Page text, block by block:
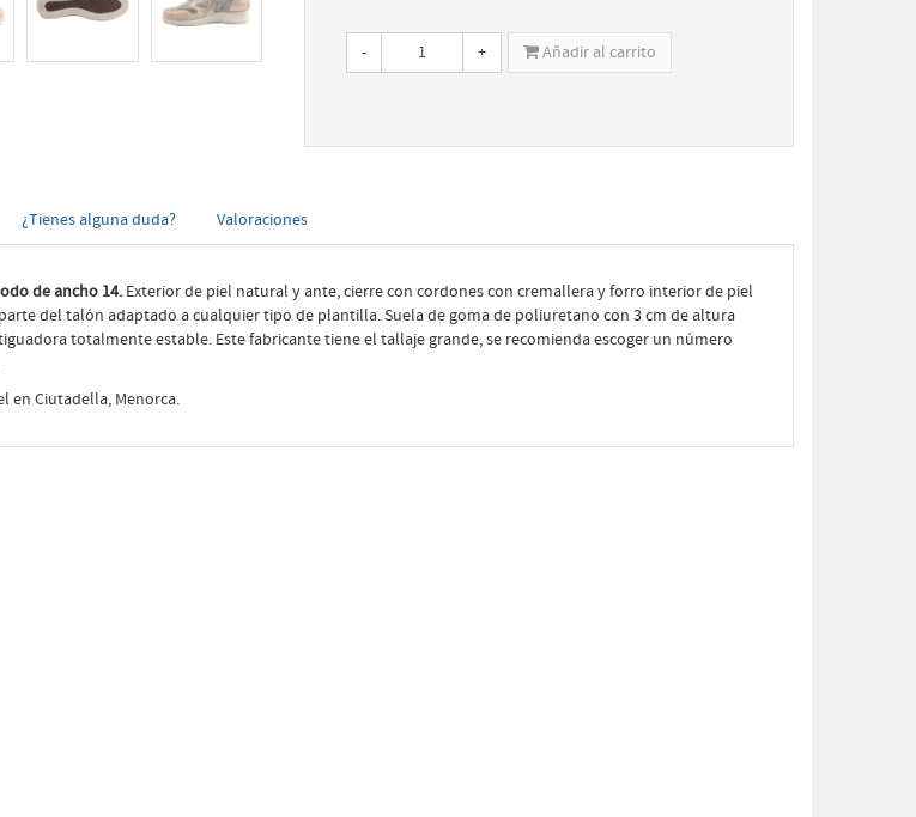
- + Añadir al carrito
¿Tienes alguna duda? Valoraciones
de ancho 14. Exterior de piel natural y ante, cierre con cordones con cremallera y forro interior de piel
del talón adaptado a cualquier tipo de plantilla. Suela de goma de poliuretano con 3 cm de altura
totalmente estable. Este fabricante tiene el tallaje grande, se recomienda escoger un número
en Ciutadella, Menorca.